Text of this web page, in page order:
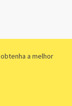
a melhor
89 - Rua Dr.
SP - Brasil